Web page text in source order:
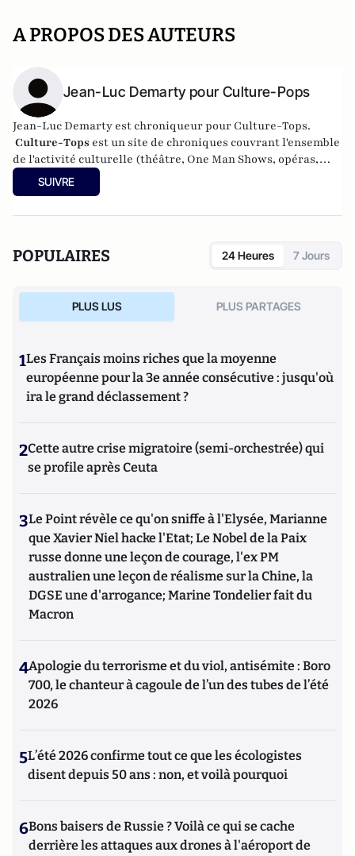
A PROPOS DES AUTEURS
Jean-Luc Demarty pour Culture-Pops
Jean-Luc Demarty est chroniqueur pour Culture-Tops.​
Culture-Tops est un site de chroniques couvrant l'ensemble
de l'activité culturelle (théâtre, One Man Shows, opéras,
ballets, spectacles divers, cinéma, expos, livres, etc.).
Culture-Tops a été créé en novembre 2013 par Jacques
SUIVRE
POPULAIRES 24 Heures 7 Jours
PLUS LUS PLUS PARTAGES
1Les Français moins riches que la moyenne
européenne pour la 3e année consécutive : jusqu'où
ira le grand déclassement ?
2Cette autre crise migratoire (semi-orchestrée) qui
se profile après Ceuta
3Le Point révèle ce qu'on sniffe à l'Elysée, Marianne
que Xavier Niel hacke l'Etat; Le Nobel de la Paix
russe donne une leçon de courage, l'ex PM
australien une leçon de réalisme sur la Chine, la
DGSE une d'arrogance; Marine Tondelier fait du
Macron
4Apologie du terrorisme et du viol, antisémite : Boro
700, le chanteur à cagoule de l’un des tubes de l’été
2026
5L’été 2026 confirme tout ce que les écologistes
disent depuis 50 ans : non, et voilà pourquoi
6Bons baisers de Russie ? Voilà ce qui se cache
derrière les attaques aux drones à l'aéroport de